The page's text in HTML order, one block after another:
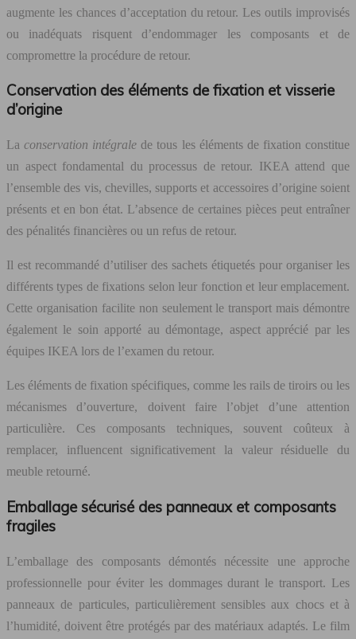
augmente les chances d’acceptation du retour. Les outils improvisés
ou inadéquats risquent d’endommager les composants et de
compromettre la procédure de retour.
Conservation des éléments de fixation et visserie
d’origine
Laconservation intégralede tous les éléments de fixation constitue
un aspect fondamental du processus de retour. IKEA attend que
l’ensemble des vis, chevilles, supports et accessoires d’origine soient
présents et en bon état. L’absence de certaines pièces peut entraîner
des pénalités financières ou un refus de retour.
Il est recommandé d’utiliser des sachets étiquetés pour organiser les
différents types de fixations selon leur fonction et leur emplacement.
Cette organisation facilite non seulement le transport mais démontre
également le soin apporté au démontage, aspect apprécié par les
équipes IKEA lors de l’examen du retour.
Les éléments de fixation spécifiques, comme les rails de tiroirs ou les
mécanismes d’ouverture, doivent faire l’objet d’une attention
particulière. Ces composants techniques, souvent coûteux à
remplacer, influencent significativement la valeur résiduelle du
meuble retourné.
Emballage sécurisé des panneaux et composants
fragiles
L’emballage des composants démontés nécessite une approche
professionnelle pour éviter les dommages durant le transport. Les
panneaux de particules, particulièrement sensibles aux chocs et à
l’humidité, doivent être protégés par des matériaux adaptés. Le film